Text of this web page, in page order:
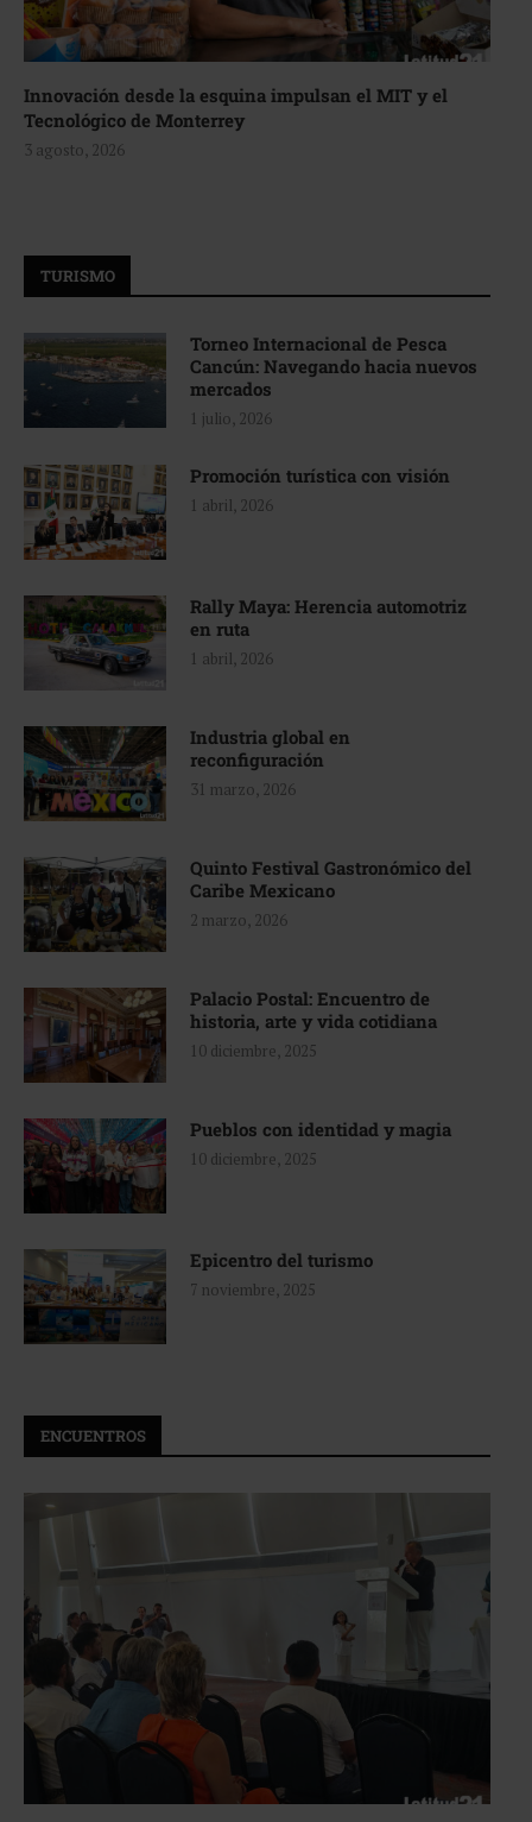
Innovación desde la esquina impulsan el MIT y el
Tecnológico de Monterrey
3 agosto, 2026
TURISMO
Torneo Internacional de Pesca
Cancún: Navegando hacia nuevos
mercados
1 julio, 2026
Promoción turística con visión
1 abril, 2026
Rally Maya: Herencia automotriz
en ruta
1 abril, 2026
Industria global en
reconfiguración
31 marzo, 2026
Quinto Festival Gastronómico del
Caribe Mexicano
2 marzo, 2026
Palacio Postal: Encuentro de
historia, arte y vida cotidiana
10 diciembre, 2025
Pueblos con identidad y magia
10 diciembre, 2025
Epicentro del turismo
7 noviembre, 2025
ENCUENTROS